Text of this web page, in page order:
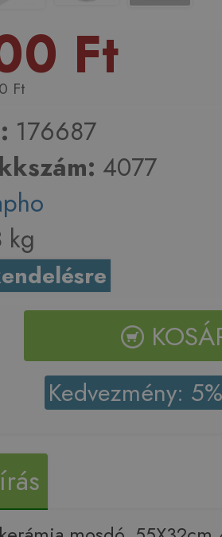
Ft
Ft
176687
4077
kg
Kedvezmény: